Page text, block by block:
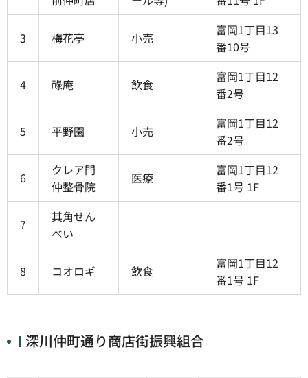
3 梅花亭 小売
富岡1丁目13
番10号
4 祿庵 飲食
富岡1丁目12
番2号
5 平野園 小売
富岡1丁目12
番2号
6
クレア門
仲整骨院
医療
富岡1丁目12
番1号 1F
7
其角せん
べい
8 コオロギ 飲食
富岡1丁目12
番1号 1F
深川仲町通り商店街振興組合